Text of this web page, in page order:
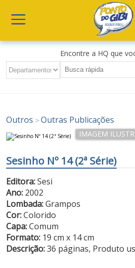
Encontre a HQ que
Outros >Outras Publicações
Sesinho Nº 14 (2ª Série)
Editora:Sesi
Ano: 2002
Lombada:Grampos
Cor:Colorido
Capa:Comum
Formato: 19 cm x 14 cm
Descrição:36 páginas, Produto